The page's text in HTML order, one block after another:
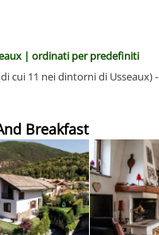
| ordinati per predefiniti
cui 11 nei dintorni di Usseaux) -
Breakfast